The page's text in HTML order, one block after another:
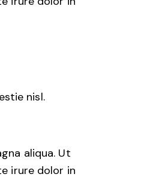
nisl.
aliqua. Ut
irure dolor in